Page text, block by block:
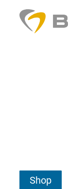
Shop